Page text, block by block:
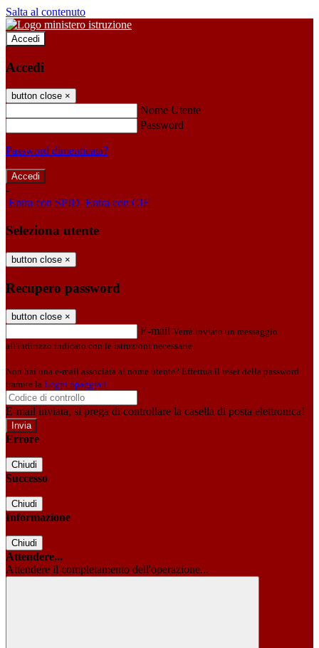
Salta al contenuto
Accedi
Accedi
button close ×
Nome Utente
Password
Password dimenticata?
-
Entra con SPID Entra con CIE
Seleziona utente
button close ×
Recupero password
button close ×
E-mail Verrà inviato un messaggio
all'indirizzo indicato con le istruzioni necessarie.
Non hai una e-mail associata al nome utente? Effettua il reset della password
tramite la Login Spaggiari
E-mail inviata, si prega di controllare la casella di posta elettronica!
Errore
Chiudi
Successo
Chiudi
Informazione
Chiudi
Attendere...
Attendere il completamento dell'operazione...